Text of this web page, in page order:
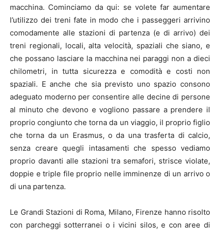
macchina. Cominciamo da qui: se volete far aumentare
l’utilizzo dei treni fate in modo che i passeggeri arrivino
comodamente alle stazioni di partenza (e di arrivo) dei
treni regionali, locali, alta velocità, spaziali che siano, e
che possano lasciare la macchina nei paraggi non a dieci
chilometri, in tutta sicurezza e comodità e costi non
spaziali. E anche che sia previsto uno spazio consono
adeguato moderno per consentire alle decine di persone
al minuto che devono e vogliono passare a prendere il
proprio congiunto che torna da un viaggio, il proprio figlio
che torna da un Erasmus, o da una trasferta di calcio,
senza creare quegli intasamenti che spesso vediamo
proprio davanti alle stazioni tra semafori, strisce violate,
doppie e triple file proprio nelle imminenze di un arrivo o
di una partenza.
Le Grandi Stazioni di Roma, Milano, Firenze hanno risolto
con parcheggi sotterranei o i vicini silos, e con aree di